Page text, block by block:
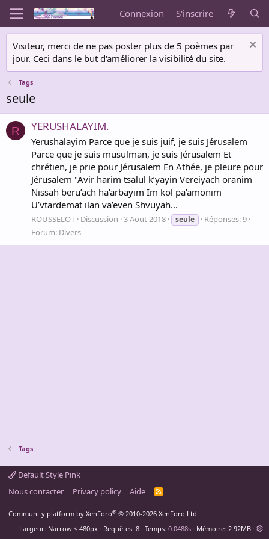
Connexion S'inscrire
Visiteur, merci de ne pas poster plus de 5 poèmes par
jour. Ceci dans le but d'améliorer la visibilité du site.
Tags
seule
R YERUSHALAYIM.
Yerushalayim Parce que je suis juif, je suis Jérusalem
Parce que je suis musulman, je suis Jérusalem Et
chrétien, je prie pour Jérusalem En Athée, je pleure pour
Jérusalem "Avir harim tsalul k’yayin Vereiyach oranim
Nissah beru’ach ha’arbayim Im kol pa’amonim
U’vtardemat ilan va’even Shvuyah...
ROUSSELOT Discussion 3 Aout 2018 seule
Réponses: 9
Forum: Divers
Tags
Default Style Pink
Nous contacter
Privacy policy Aide
R
Community platform by XenForo® © 2010-2026 XenForo Ltd.
Largeur
Requêtes 8 Temps 0.0488s Mémoire 2.92MB